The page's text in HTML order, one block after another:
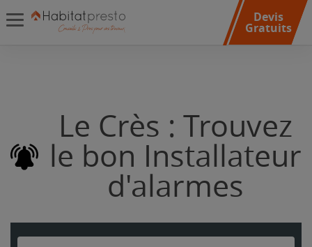
Devis
Gratuits
Le Crès : Trouvez
le bon Installateur
d'alarmes